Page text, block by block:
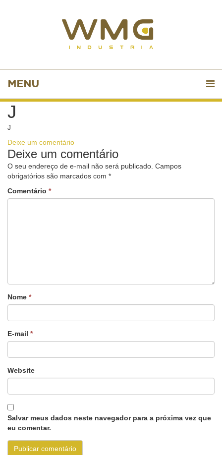
MENU
J
J
Deixe um comentário
Deixe um comentário
O seu endereço de e-mail não será publicado. Campos
obrigatórios são marcados com *
Comentário *
Nome *
E-mail *
Website
Salvar meus dados neste navegador para a próxima vez que
eu comentar.